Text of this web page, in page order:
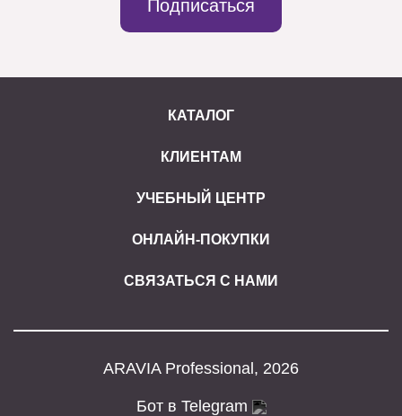
Подписаться
КАТАЛОГ
КЛИЕНТАМ
УЧЕБНЫЙ ЦЕНТР
ОНЛАЙН-ПОКУПКИ
СВЯЗАТЬСЯ С НАМИ
ARAVIA Professional, 2026
Бот в Telegram